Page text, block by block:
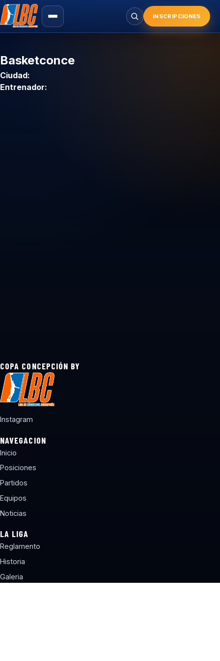
Saltar
al
contenido
Buscar
INSCRIPCIONES
Basketconce
Ciudad:
Entrenador:
COPA CONCEPCIÓN BY
Instagram
NAVEGACION
Inicio
Posiciones
Partidos
Equipos
Noticias
LA LIGA
Reglamento
Historia
Galeria